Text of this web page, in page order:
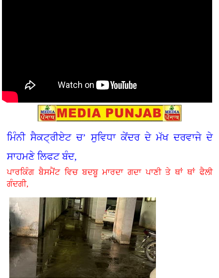
ਮਿੰਨੀ ਸੈਕਟ੍ਰੀਏਟ ਚ’ ਸੁਵਿਧਾ ਕੇਂਦਰ ਦੇ ਮੱਖ ਦਰਵਾਜੇ ਦੇ
ਸਾਹਮਣੇ ਲਿਫਟ ਬੰਦ,
ਪਾਰਕਿੰਗ ਬੈਸਮੈਂਟ ਵਿਚ ਬਦਬੂ ਮਾਰਦਾ ਗਦਾ ਪਾਣੀ ਤੇ ਥਾਂ ਥਾਂ ਫੈਲੀ
ਗੰਦਗੀ,